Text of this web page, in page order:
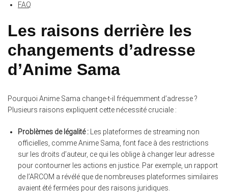
FAQ
Les raisons derrière les
changements d’adresse
d’Anime Sama
Pourquoi Anime Sama change-t-il fréquemment d’adresse ?
Plusieurs raisons expliquent cette nécessité cruciale :
Problèmes de légalité : Les plateformes de streaming non
officielles, comme Anime Sama, font face à des restrictions
sur les droits d’auteur, ce qui les oblige à changer leur adresse
pour contourner les actions en justice. Par exemple, un rapport
de l’ARCOM a révélé que de nombreuses plateformes similaires
avaient été fermées pour des raisons juridiques.